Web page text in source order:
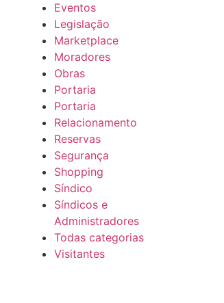
Eventos
Legislação
Marketplace
Moradores
Obras
Portaria
Portaria
Relacionamento
Reservas
Segurança
Shopping
Síndico
Síndicos e
Administradores
Todas categorias
Visitantes